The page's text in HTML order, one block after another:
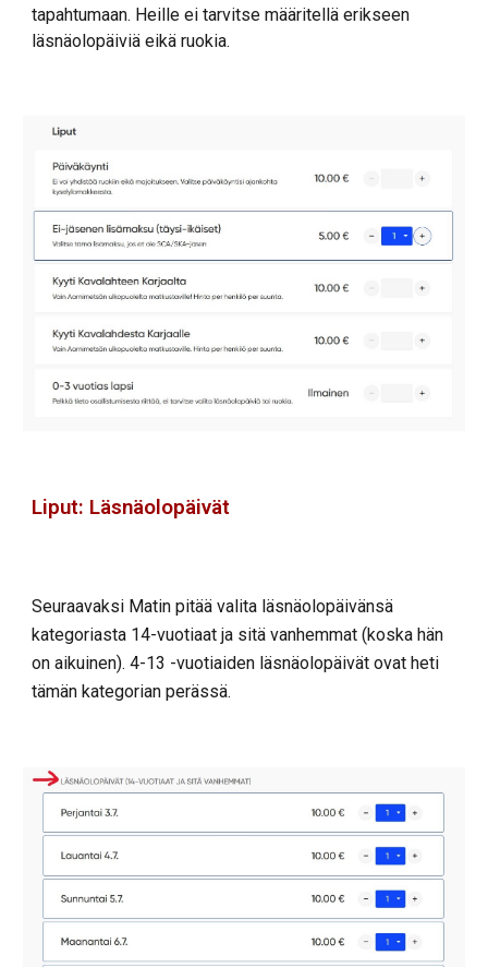
tapahtumaan. Heille ei tarvitse määritellä erikseen
läsnäolopäiviä eikä ruokia.
Liput: Läsnäolopäivät
Seuraavaksi Matin pitää valita läsnäolopäivänsä
kategoriasta 14-vuotiaat ja sitä vanhemmat (koska hän
on aikuinen). 4-13 -vuotiaiden läsnäolopäivät ovat heti
tämän kategorian perässä.